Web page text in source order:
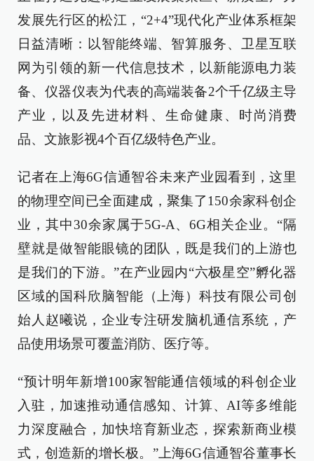
发展先行区的松江，“2+4”现代化产业体系框架
日益清晰：以智能终端、智算服务、卫星互联
网为引领的新一代信息技术，以新能源电力装
备、仪器仪表为代表的高端装备2个千亿级主导
产业，以及先进材料、生命健康、时尚消费
品、文旅影视4个百亿级特色产业。
记者在上海6G信通智谷未来产业园看到，这里
的物理空间已全面建成，聚集了150余家科创企
业，其中30余家属于5G-A、6G相关企业。“隔
壁就是做智能眼镜的团队，既是我们的上游也
是我们的下游。”在产业园内“六极星空”孵化器
区域的国科欣脑智能（上海）科技有限公司创
始人赵曦说，企业专注研发脑机通信系统，产
品使用场景可覆盖消防、医疗等。
“预计明年新增100家智能通信领域的科创企业
入驻，加速推动通信感知、计算、AI等多维能
力深度融合，加快培育新业态，探索新商业模
式，创造新的增长极。”上海6G信通智谷董事长